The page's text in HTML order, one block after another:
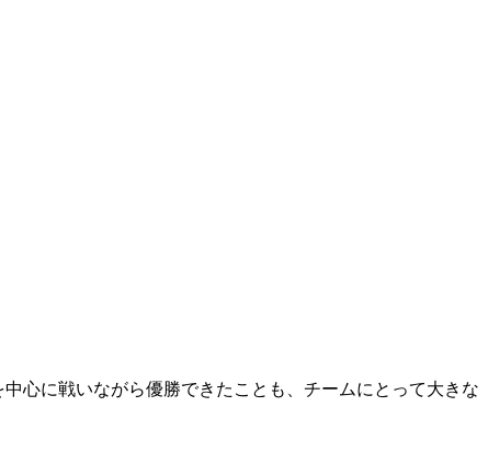
心に戦いながら優勝できたことも、チームにとって大きな